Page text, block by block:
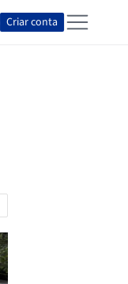
Criar conta